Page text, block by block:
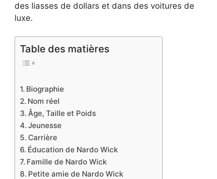
des liasses de dollars et dans des voitures de
luxe.
Table des matières
Biographie
Nom réel
Âge, Taille et Poids
Jeunesse
Carrière
Éducation de Nardo Wick
Famille de Nardo Wick
Petite amie de Nardo Wick